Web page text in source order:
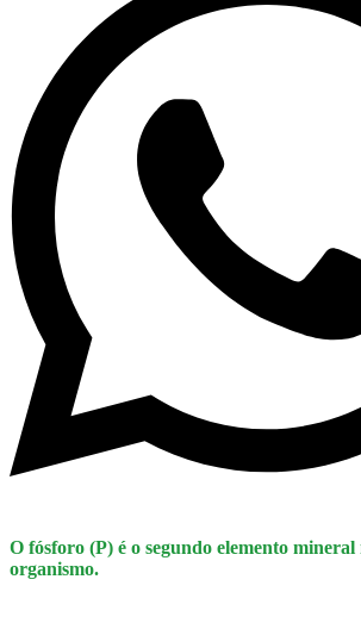
O fósforo (P) é o segundo elemento
organismo.